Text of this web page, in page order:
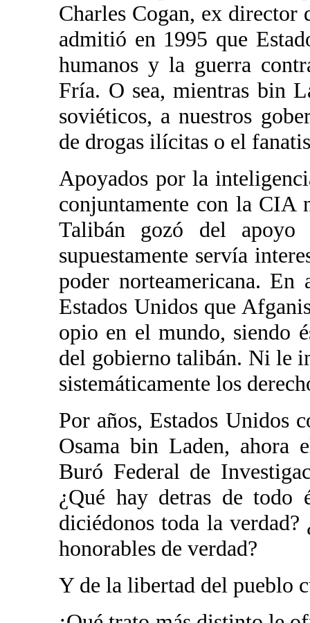
Charles Cogan, ex director
admitió en 1995 que
humanos y la guerra
Fría. O sea, mientras bin
soviéticos, a nuestros
de drogas ilícitas o el
Apoyados por la
conjuntamente con la CIA
Talibán gozó del apoyo
supuestamente servía
poder norteamericana.
Estados Unidos que
opio en el mundo, siendo
del gobierno talibán. Ni le
sistemáticamente los
Por años, Estados Unidos
Osama bin Laden, ahora
Buró Federal de
¿Qué hay detras de todo
diciédonos toda la verdad?
honorables de verdad?
Y de la libertad del pueblo